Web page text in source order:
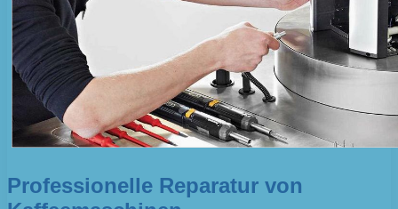
Professionelle Reparatur von